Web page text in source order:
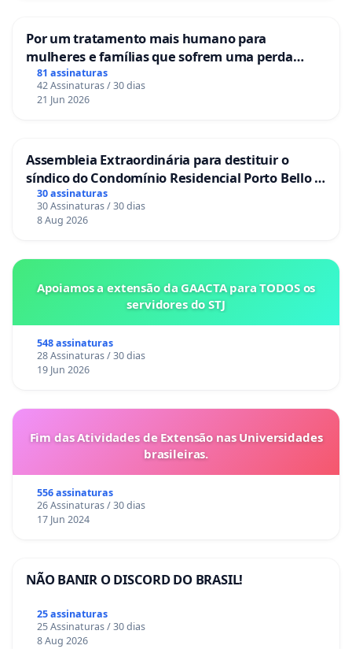
Por um tratamento mais humano para
mulheres e famílias que sofrem uma perda
gestacional nos hospitais portugueses
81 assinaturas
42 Assinaturas / 30 dias
21 Jun 2026
Assembleia Extraordinária para destituir o
síndico do Condomínio Residencial Porto Bello -
La Casa
30 assinaturas
30 Assinaturas / 30 dias
8 Aug 2026
Apoiamos a extensão da GAACTA para TODOS os
servidores do STJ
548 assinaturas
28 Assinaturas / 30 dias
19 Jun 2026
Fim das Atividades de Extensão nas Universidades
brasileiras.
556 assinaturas
26 Assinaturas / 30 dias
17 Jun 2024
NÃO BANIR O DISCORD DO BRASIL!
25 assinaturas
25 Assinaturas / 30 dias
8 Aug 2026